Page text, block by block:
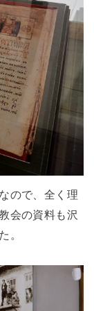
ので、全く理
会の資料も沢
。